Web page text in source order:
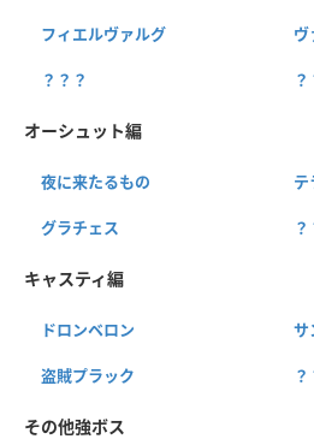
フィエルヴァルグ ヴ
？？？ ？
オーシュット編
夜に来たるもの テ
グラチェス ？
キャスティ編
ドロンベロン サ
盗賊プラック ？
その他強ボス